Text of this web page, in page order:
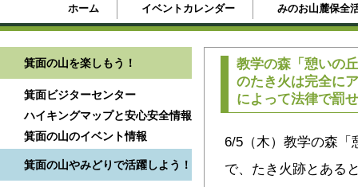
ホーム イベントカレンダー みのお山麓保全
箕面の山を楽しもう！
箕面ビジターセンター
ハイキングマップと安心安全情報
箕面の山のイベント情報
箕面の山やみどりで活躍しよう！
教学の森「憩いの
のたき火は完全に
によって法律で罰
6/5（木）教学の森「
で、たき火跡とある